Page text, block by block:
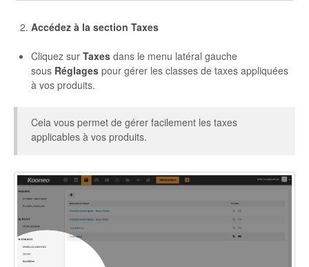
Accédez à la section Taxes
Cliquez sur Taxes dans le menu latéral gauche
sous Réglages pour gérer les classes de taxes appliquées
à vos produits.
Cela vous permet de gérer facilement les taxes
applicables à vos produits.